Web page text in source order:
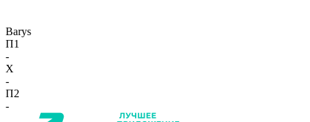
Barys
П1
-
X
-
П2
-